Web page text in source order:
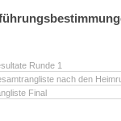
Runde 1
nach den
Final